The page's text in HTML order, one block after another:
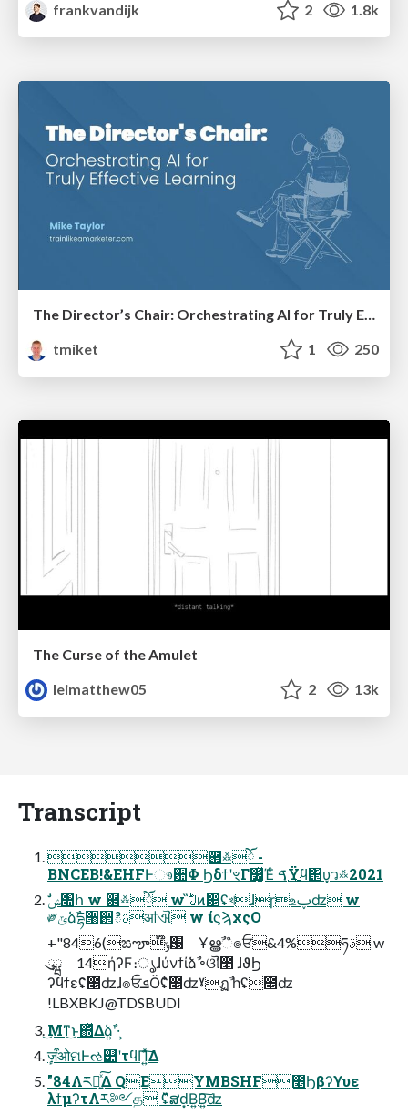
frankvandijk
2 1.8k
The Director’s Chair: Orchestrating AI for Truly Effective Learning
tmiket
1 250
The Curse of the Amulet
leimatthew05
2 13k
Transcript
઒࿏ོٛ -
BNCEB!&EHFͰෳ਺Φ ϦδϯʹৼΓ෼͚ͯΈͨ ࢛ࠃΫϥ΢υ͓ว࿏2021
༗ݶձࣾདྷ੘઒ిࢉॴଐ w ίϛϡχςΟ
+"846(ಙౡ໊ݹ԰ Ұൠࣾஂ๏ਓ&4%ཧࣄ w
ུྺ 14ήʔϜ։ൃɺύνϯίձࣾ ৽ଔ̍೥ ɺϑϦ
ʔϥϯεʢ̑೥ʣɺ๏ਓܦӦʢ̍̐೥ʣˠฏࣾ һʢ೥ʣ
!LBXBKJ@TDSBUDI
͜Μͳ͜ͱ΍ͬͯΔձࣾʹ͍·͢
ٕज़ऀओମͰઌ୺ʹτϥΠ͍ͯ͠Δ
"84Λར༻͍ͯ͠Δ QEYMBSHF೥Ϧβʔϒυε
λϯμʔτΛར༻த ʢ̏̌̌̌ສԁ͙Β͍Β͍͠ʣ